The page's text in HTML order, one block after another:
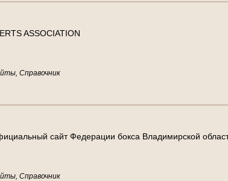
ERTSASSOCIATION
Справочник
ициальный сайт Федерации бокса Владимирской облас
Справочник